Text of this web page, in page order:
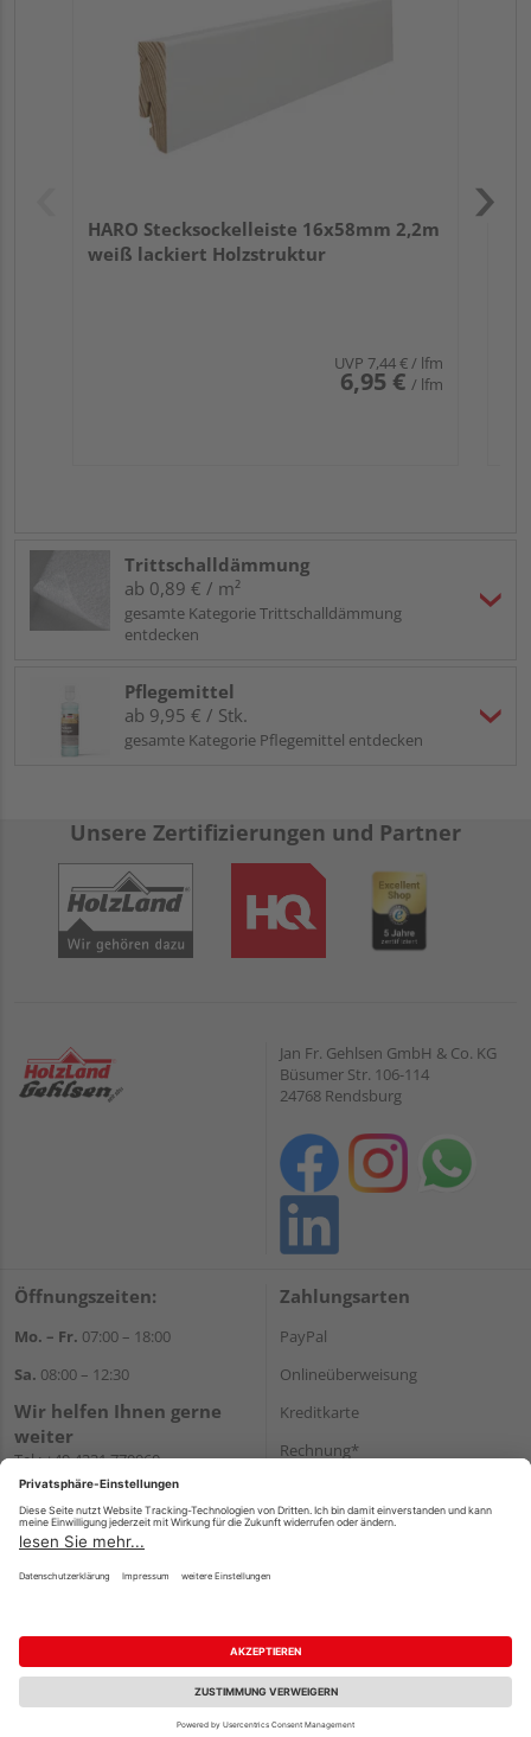
HARO Stecksockelleiste 16x58mm 2,2m
weiß lackiert Holzstruktur
UVP 7,44 €/ lfm
6,95 € / lfm
Trittschalldämmung
ab 0,89 € / m²
gesamte Kategorie Trittschalldämmung
entdecken
Pflegemittel
ab 9,95 € / Stk.
gesamte Kategorie Pflegemittel entdecken
Unsere Zertifizierungen und Partner
Jan Fr. Gehlsen GmbH & Co. KG
Büsumer Str. 106-114
24768 Rendsburg
Öffnungszeiten:
Mo. – Fr. 07:00 – 18:00
Sa. 08:00 – 12:30
Wir helfen Ihnen gerne
weiter
Tel.:+49 4331 770060
E-Mail:onlineshop@gehlsen.de
WhatsApp
Zahlungsarten
PayPal
Onlineüberweisung
Kreditkarte
Rechnung*
Versand
Impressum AGB Widerruf
Datenschutz
Reservierungsbedingungen
Vertrag widerrufen